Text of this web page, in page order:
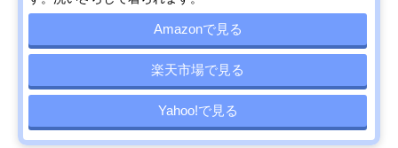
Amazonで見る
楽天市場で見る
Yahoo!で見る